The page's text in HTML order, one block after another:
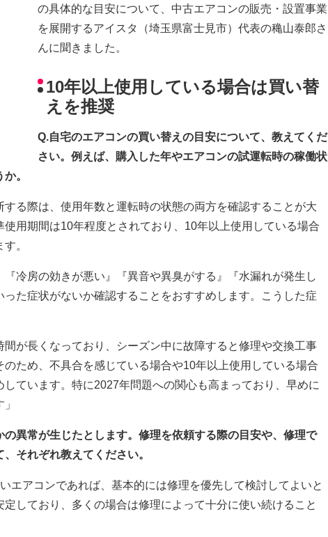
の具体的な目安について、中古エアコンの販売・設置事業
を展開するアイスタ（埼玉県富士見市）代表の穐山泰郎さ
んに聞きました。
10年以上使用している場合は買い替
えを推奨
Q.自宅のエアコンの買い替えの目安について、教えてくだ
さい。例えば、購入した年やエアコンの試運転時の稼働状
。
る際は、使用年数と運転時の状態の両方を確認することが大
用期間は10年程度とされており、10年以上使用している場合
。
冷房の効きが悪い』『異音や異臭がする』『水漏れが発生し
た症状がないか確認することをおすすめします。こうした症
が長くなっており、シーズン中に故障すると修理や交換工事
ため、不具合を感じている場合や10年以上使用している場合
ています。特に2027年問題への関心も高まっており、早めに
異常が生じたとします。修理を依頼する際の目安や、修理で
それぞれ教えてください。
エアコンであれば、基本的には修理を優先して検討してよいと
しており、多くの場合は修理によって十分に使い続けること